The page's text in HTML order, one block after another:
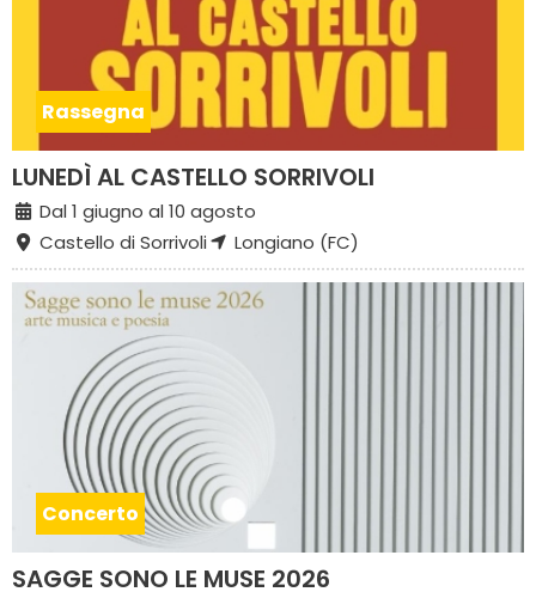
Rassegna
LUNEDÌ AL CASTELLO SORRIVOLI
Dal 1 giugno al 10 agosto
Castello di Sorrivoli
Longiano (FC)
Concerto
SAGGE SONO LE MUSE 2026